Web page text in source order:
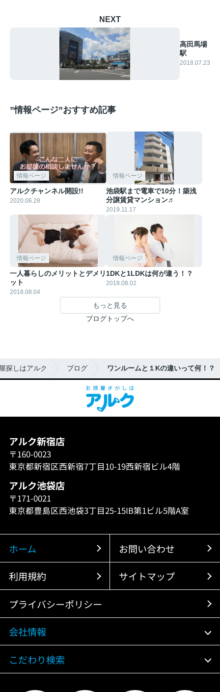
NEXT
高田馬場
駅
2018.07.23
”情報ページ”おすすめ記事
情報ページ
アルクチャンネル開設!!
2020.06.28
情報ページ
池袋駅まで電車で10分！築浅
分譲賃貸マンション♬
2019.11.17
情報ページ
一人暮らしのメリットとデメリ
ット
2018.08.04
情報ページ
1DKと1LDKは何が違う！？
2018.08.02
もっと見る
ブログトップへ
探しはアルク ブログ ワンルームと１Kの違いって何！？
アルク新宿店
〒160-0023
東京都新宿区西新宿7丁目10-19西新宿ビル4階
アルク池袋店
〒171-0021
東京都豊島区西池袋3丁目25-15IB第1ビル5階A室
ホーム お問い合わせ
利用規約 サイトマップ
プライバシーポリシー
会社情報
こだわり検索